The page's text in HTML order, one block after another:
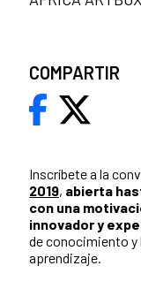
Inscríbete a la
2019, abierta
con una
innovador y
de conocimiento y
aprendizaje.
COMPARTIR